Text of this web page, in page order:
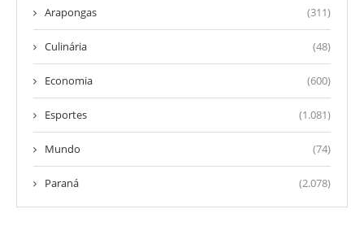
Arapongas (311)
Culinária (48)
Economia (600)
Esportes (1.081)
Mundo (74)
Paraná (2.078)